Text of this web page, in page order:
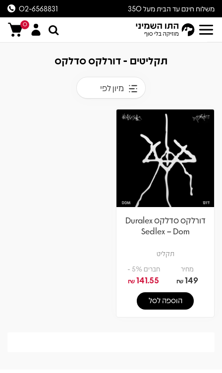
משלוח חינם עד הבית מעל 350
ש״ח
02-6568831
0
תקליטים - דורלקס סדלקס
מיון לפי
דורלקס סדלקס Duralex
Sedlex – Dom
תקליט
מחיר
149
₪
חברים 5% -
141.55
₪
הוספה לסל